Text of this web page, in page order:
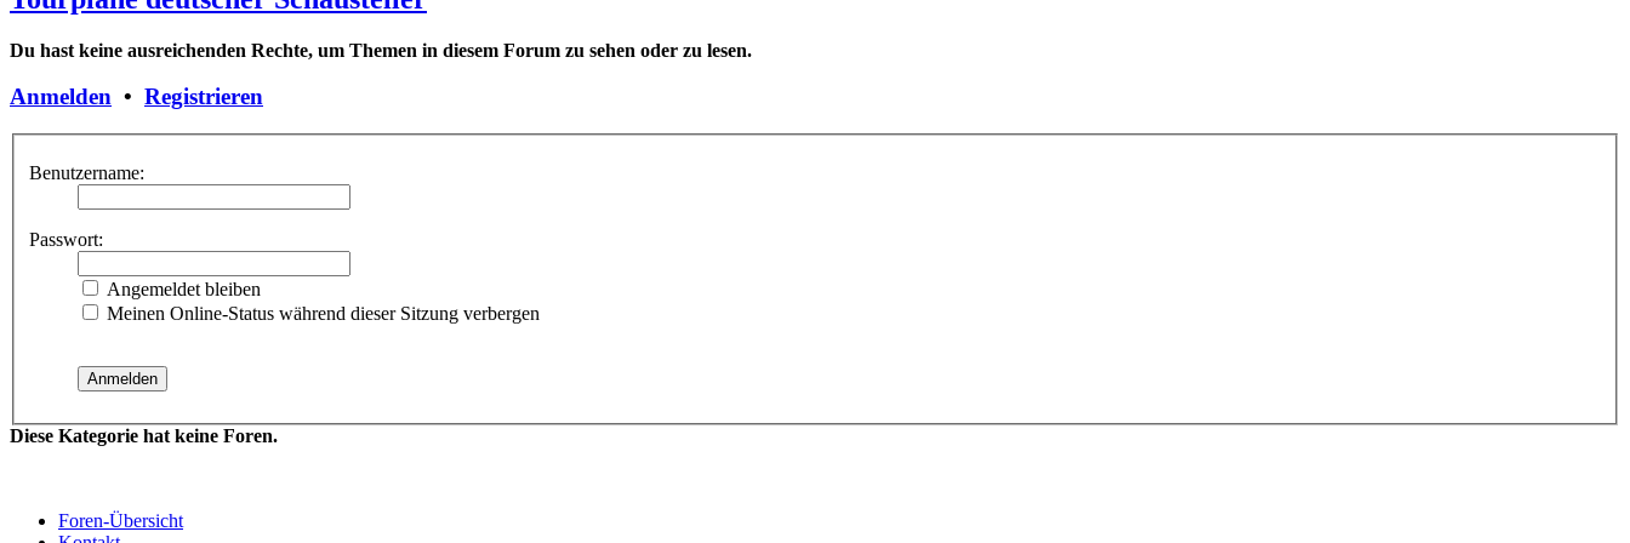
Du hast keine ausreichenden Rechte, um Themen in diesem Forum zu sehen oder zu lesen.
Anmelden • Registrieren
Benutzername:
Passwort:
Angemeldet bleiben
Meinen Online-Status während dieser Sitzung verbergen
Diese Kategorie hat keine Foren.
Foren-Übersicht